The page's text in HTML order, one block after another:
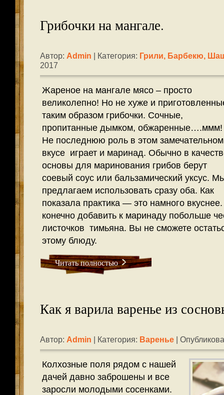
Грибочки на мангале.
Автор: Admin | Категория: Грили, Барбекю,
2017
Жареное на мангале мясо – просто
великолепно! Но не хуже и
таким образом грибочки. Сочные,
пропитанные дымком, обжаренные….ммм!
Не последнюю роль в этом
вкусе играет и маринад. Обычно в
основы для маринования грибов берут
соевый соус или бальзамический уксус.
предлагаем использовать сразу оба. Как
показала практика — это намного
конечно добавить к маринаду побольше
листочков тимьяна. Вы не сможете
этому блюду.
Читать полностью
Как я варила варенье из
Автор: Admin | Категория: Варенье |
Колхозные поля рядом с нашей
дачей давно заброшены и все
заросли молодыми сосенками.